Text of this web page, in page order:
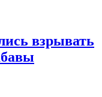
взрывать